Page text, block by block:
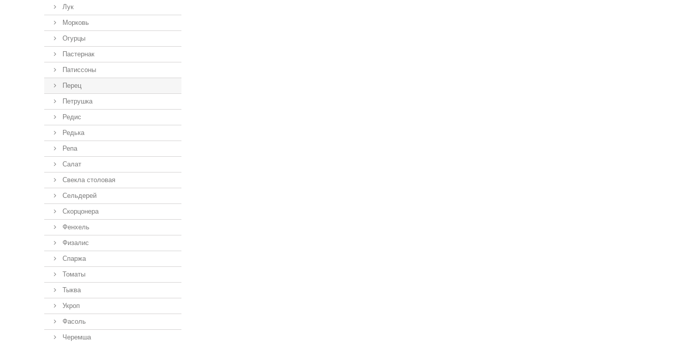
Лук
Морковь
Огурцы
Пастернак
Патиссоны
Перец
Петрушка
Редис
Редька
Репа
Салат
Свекла столовая
Сельдерей
Скорцонера
Фенхель
Физалис
Спаржа
Томаты
Тыква
Укроп
Фасоль
Черемша